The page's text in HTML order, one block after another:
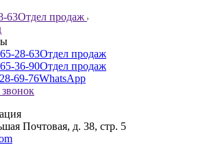
63Отдел продаж
28-63Отдел продаж
36-90Отдел продаж
69-76WhatsApp
звонок
Почтовая, д. 38, стр. 5